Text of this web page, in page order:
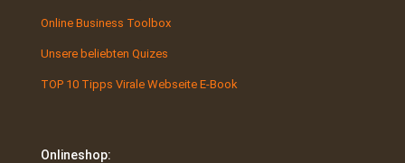
Online Business Toolbox
Unsere beliebten Quizes
TOP 10 Tipps Virale Webseite E-Book
Onlineshop: